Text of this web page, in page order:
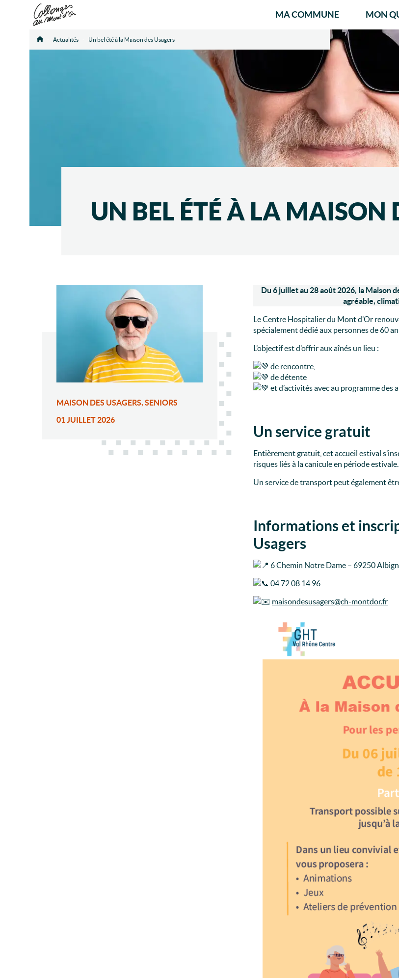
MA COMMUNE MON
Actualités Un bel été à la Maison des Usagers
UN BEL ÉTÉ À LA MAISON
MAISON DES USAGERS, SENIORS
01 JUILLET 2026
Du 6 juillet au 28 août 2026, la Maison
agréable,
Le Centre Hospitalier du Mont d’Or
spécialement dédié aux personnes de 60
L’objectif est d’offrir aux aînés un lieu :
de rencontre,
de détente
et d’activités avec au programme
Un service gratuit
Entièrement gratuit, cet accueil estival
risques liés à la canicule en période estivale.
Un service de transport peut également
Informations et
Usagers
6 Chemin Notre Dame – 69250
04 72 08 14 96
maisondesusagers@ch-montdor.fr